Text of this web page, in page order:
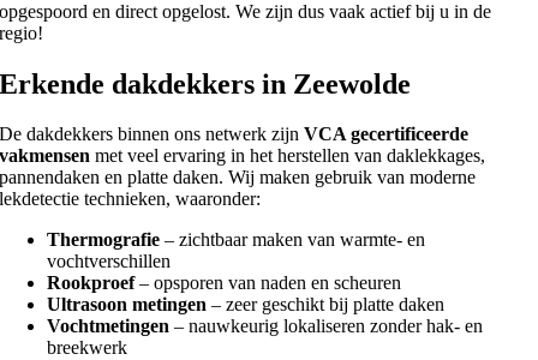
opgespoord en direct opgelost. We zijn dus vaak actief bij u in de
regio!
Erkende dakdekkers in Zeewolde
De dakdekkers binnen ons netwerk zijnVCA gecertificeerde
vakmensen met veel ervaring in het herstellen van daklekkages,
pannendaken en platte daken. Wij maken gebruik van moderne
lekdetectie technieken, waaronder:
Thermografie – zichtbaar maken van warmte- en
vochtverschillen
Rookproef– opsporen van naden en scheuren
Ultrasoon metingen – zeer geschikt bij platte daken
Vochtmetingen – nauwkeurig lokaliseren zonder hak- en
breekwerk